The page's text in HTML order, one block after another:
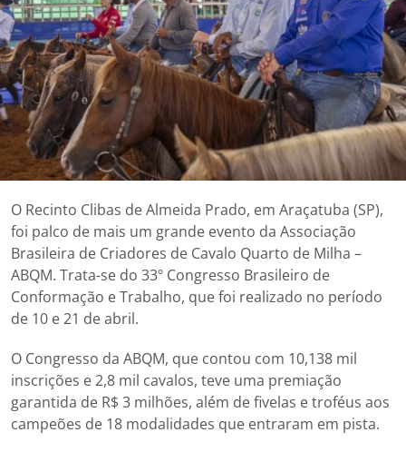
O Recinto Clibas de Almeida Prado, em Araçatuba (SP),
foi palco de mais um grande evento da Associação
Brasileira de Criadores de Cavalo Quarto de Milha –
ABQM. Trata-se do 33º Congresso Brasileiro de
Conformação e Trabalho, que foi realizado no período
de 10 e 21 de abril.
O Congresso da ABQM, que contou com 10,138 mil
inscrições e 2,8 mil cavalos, teve uma premiação
garantida de R$ 3 milhões, além de fivelas e troféus aos
campeões de 18 modalidades que entraram em pista.